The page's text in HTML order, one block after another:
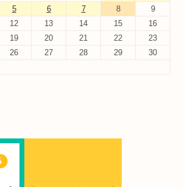
5 6 7 8
9
12 13 14 15
16
19 20 21 22
23
26 27 28 29
30